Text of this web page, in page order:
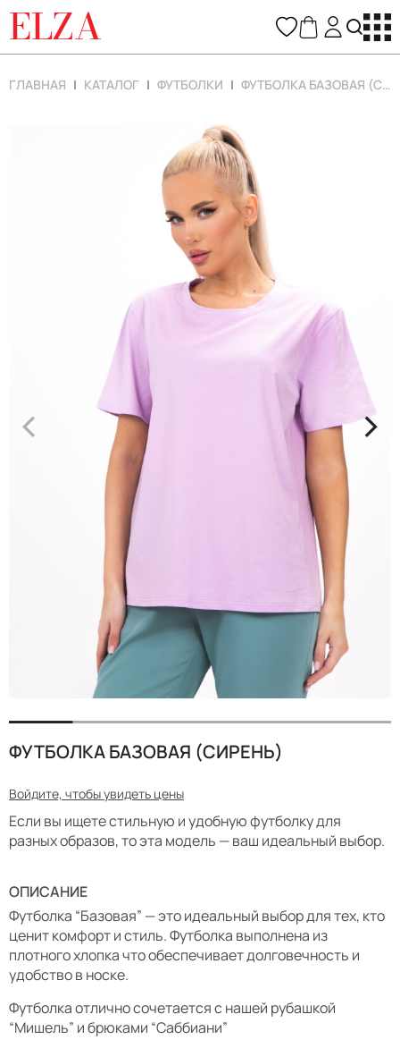
ELZA
ГЛАВНАЯ КАТАЛОГ ФУТБОЛКИ ФУТБОЛКА БАЗОВАЯ (СИРЕНЬ)
< >
ФУТБОЛКА БАЗОВАЯ (СИРЕНЬ)
Войдите, чтобы увидеть цены
Если вы ищете стильную и удобную футболку для
разных образов, то эта модель — ваш идеальный выбор.
ОПИСАНИЕ
Футболка “Базовая” — это идеальный выбор для тех, кто
ценит комфорт и стиль. Футболка выполнена из
плотного хлопка что обеспечивает долговечность и
удобство в носке.
Футболка отлично сочетается с нашей рубашкой
“Мишель” и брюками “Саббиани”